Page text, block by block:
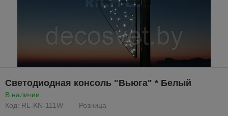
Светодиодная консоль "Вьюга" * Белый
В наличии
Код: RL-KN-111W
Розница